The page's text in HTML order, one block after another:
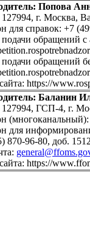
Попова
г. Москва,
для справок: +7
обращений
обращений
https://
Баланин
ГСП-4, г.
для
870-96-80, доб.
https://